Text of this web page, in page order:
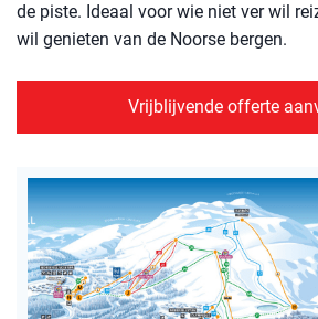
de piste. Ideaal voor wie niet ver wil
wil genieten van de Noorse bergen.
Vrijblijvende offerte